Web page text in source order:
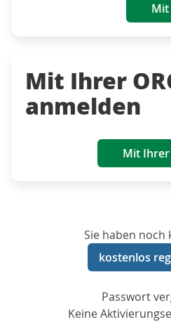
Mit
Mit Ihrer
anmelden
Mit Ihrer
Sie haben noch
kostenlos
Passwort
Keine